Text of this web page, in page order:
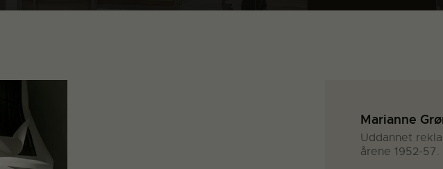
Marianne
Uddannet
årene 1952-57.